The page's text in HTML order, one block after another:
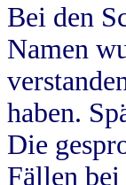
Bei den
Namen
haben.
Die
Fällen